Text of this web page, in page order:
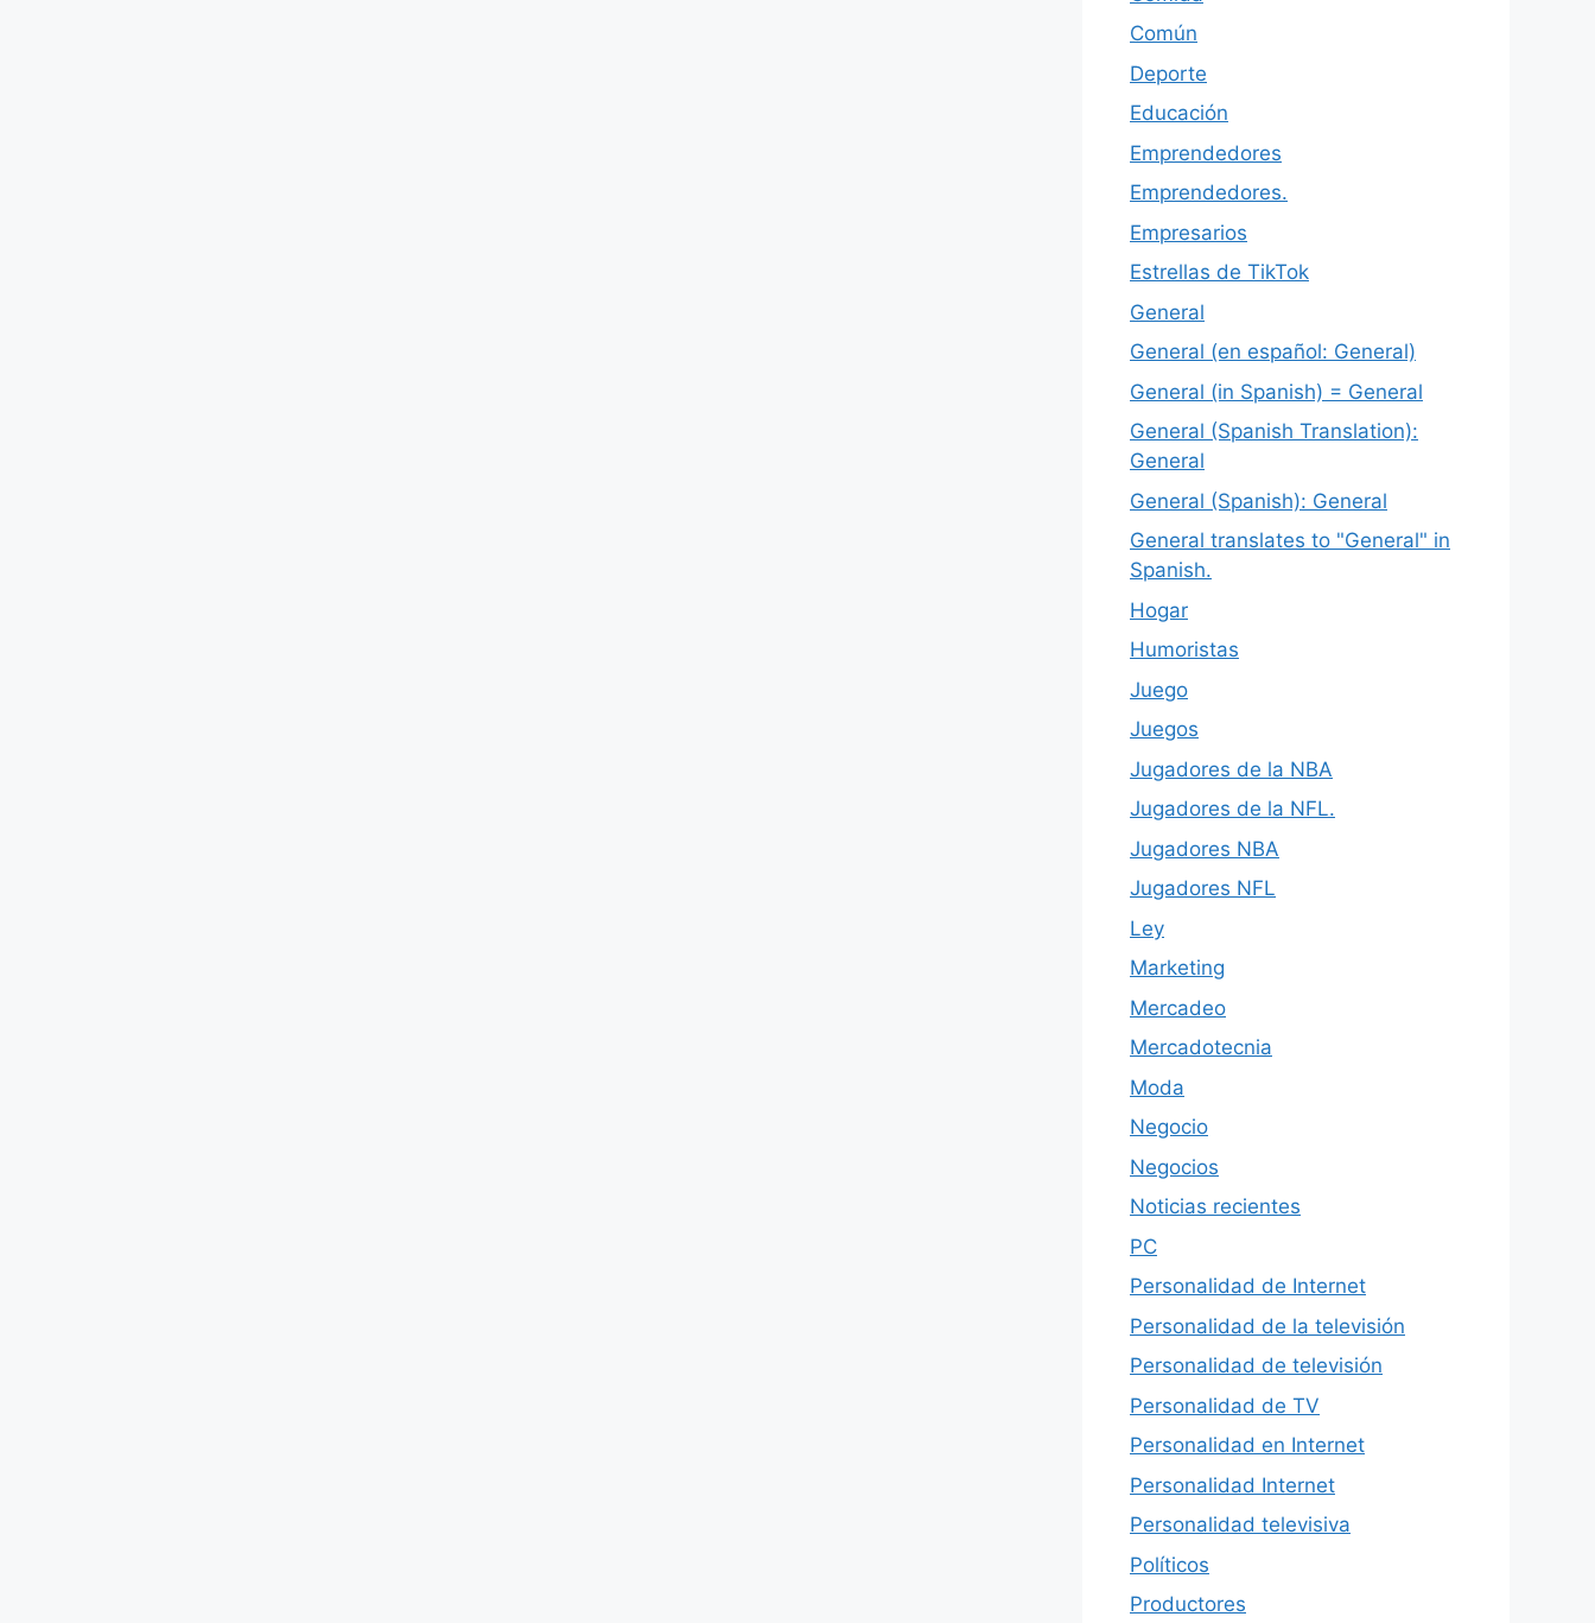
Común
Deporte
Educación
Emprendedores
Emprendedores.
Empresarios
Estrellas de TikTok
General
General (en español: General)
General (in Spanish) = General
General (Spanish Translation):
General
General (Spanish): General
General translates to "General" in
Spanish.
Hogar
Humoristas
Juego
Juegos
Jugadores de la NBA
Jugadores de la NFL.
Jugadores NBA
Jugadores NFL
Ley
Marketing
Mercadeo
Mercadotecnia
Moda
Negocio
Negocios
Noticias recientes
PC
Personalidad de Internet
Personalidad de la televisión
Personalidad de televisión
Personalidad de TV
Personalidad en Internet
Personalidad Internet
Personalidad televisiva
Políticos
Productores